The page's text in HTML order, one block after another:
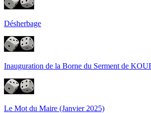
Désherbage
Inauguration de la Borne du Serment de
Le Mot du Maire (Janvier 2025)